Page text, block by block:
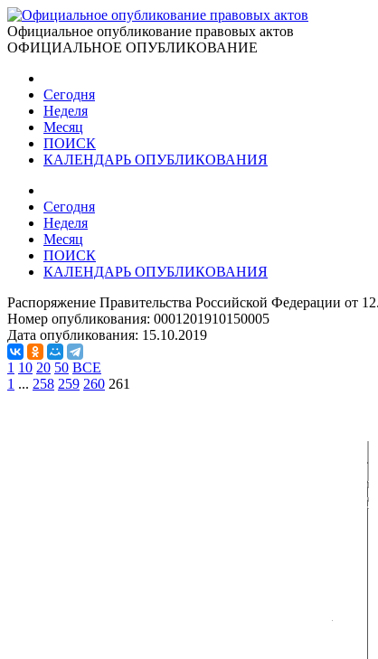
Официальное опубликование правовых актов
ОФИЦИАЛЬНОЕ ОПУБЛИКОВАНИЕ
Сегодня
Неделя
Месяц
ПОИСК
КАЛЕНДАРЬ ОПУБЛИКОВАНИЯ
Сегодня
Неделя
Месяц
ПОИСК
КАЛЕНДАРЬ ОПУБЛИКОВАНИЯ
Распоряжение Правительства Российской Федерации от
Номер опубликования: 0001201910150005
Дата опубликования: 15.10.2019
1 10 20 50 ВСЕ
1 ... 258 259 260 261